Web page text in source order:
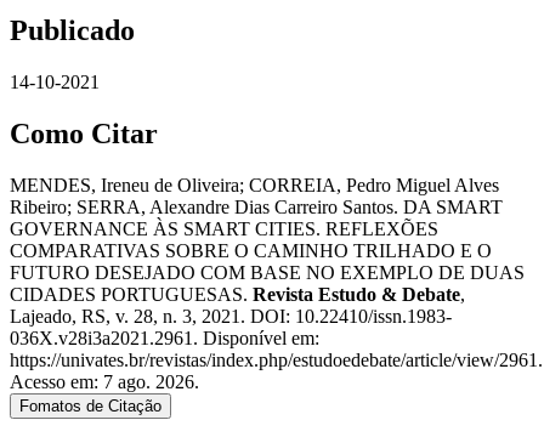
Publicado
14-10-2021
Como Citar
MENDES, Ireneu de Oliveira; CORREIA, Pedro Miguel Alves
Ribeiro; SERRA, Alexandre Dias Carreiro Santos. DA SMART
GOVERNANCE ÀS SMART CITIES. REFLEXÕES
COMPARATIVAS SOBRE O CAMINHO TRILHADO E O
FUTURO DESEJADO COM BASE NO EXEMPLO DE DUAS
CIDADES PORTUGUESAS. Revista Estudo & Debate,
Lajeado, RS, v. 28, n. 3, 2021. DOI: 10.22410/issn.1983-
036X.v28i3a2021.2961. Disponível em:
https://univates.br/revistas/index.php/estudoedebate/article/view/2961.
Acesso em: 7 ago. 2026.
Fomatos de Citação